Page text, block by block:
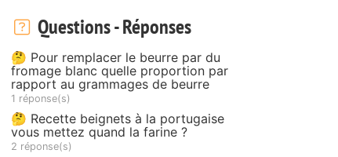
Questions - Réponses
🤔 Pour remplacer le beurre par du
fromage blanc quelle proportion par
rapport au grammages de beurre
1 réponse(s)
🤔 Recette beignets à la portugaise
vous mettez quand la farine ?
2 réponse(s)